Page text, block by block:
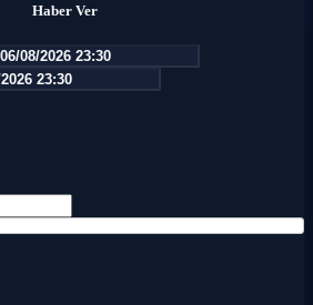
Haber Ver